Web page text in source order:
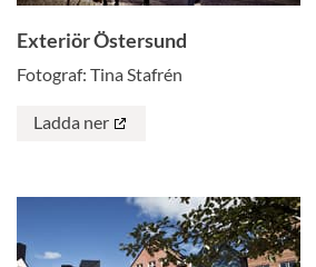
Exteriör Östersund
Fotograf: Tina Stafrén
Ladda ner